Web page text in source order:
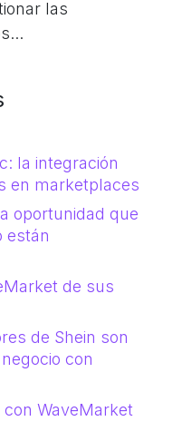
las
la integración
en marketplaces
oportunidad que
están
de sus
de Shein son
con
WaveMarket